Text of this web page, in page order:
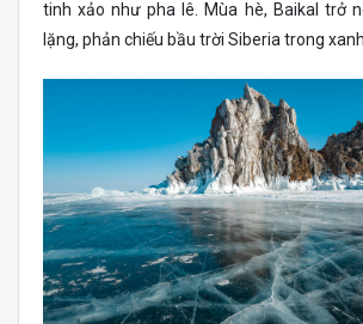
tinh xảo như pha lê. Mùa hè, Baikal trở
lặng, phản chiếu bầu trời Siberia trong